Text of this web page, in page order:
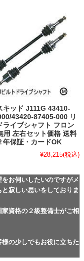
キッド J111G 43410-
43420-87405-000 リ
ライブシャフト フロン
用 左右セット価格 送料
年保証・カードOK
¥28,215(税込)
お伺いしたいのですがメ
寂しい思いをしておりま
資格の２級整備士がご相
の少しでもお役に立ちた